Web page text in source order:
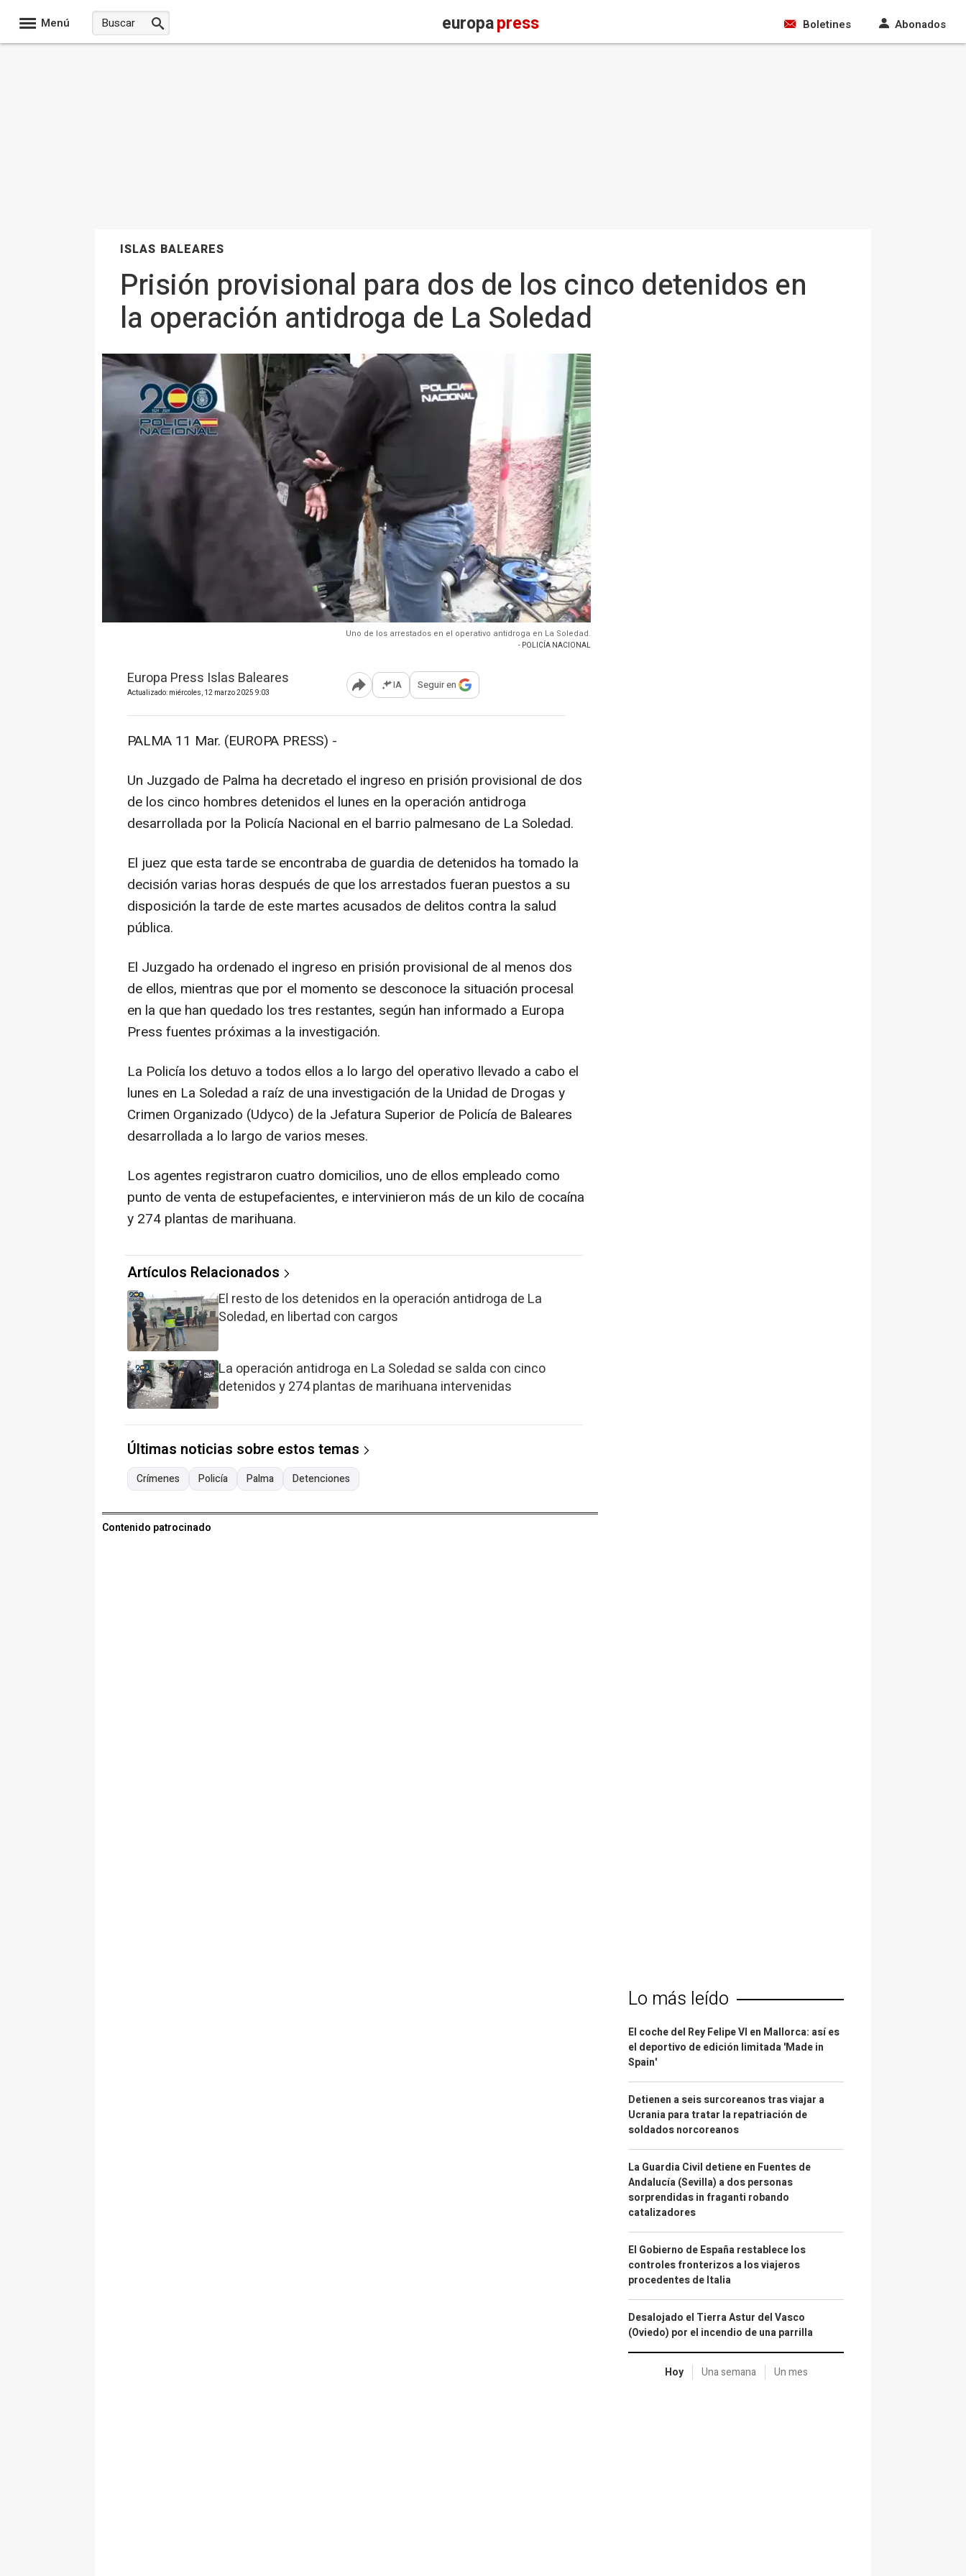
Menú europapress Boletines Abonados
ISLAS BALEARES
Prisión provisional para dos de los cinco detenidos en
la operación antidroga de La Soledad
Uno de los arrestados en el operativo antidroga en La Soledad.
- POLICÍA NACIONAL
Europa Press Islas Baleares
Actualizado: miércoles, 12 marzo 2025 9:03 Abrir opciones para compartir
IA Seguir en
PALMA 11 Mar. (EUROPA PRESS) -
Un Juzgado de Palma ha decretado el ingreso en prisión provisional de dos
de los cinco hombres detenidos el lunes en la operación antidroga
desarrollada por la Policía Nacional en el barrio palmesano de La Soledad.
El juez que esta tarde se encontraba de guardia de detenidos ha tomado la
decisión varias horas después de que los arrestados fueran puestos a su
disposición la tarde de este martes acusados de delitos contra la salud
pública.
El Juzgado ha ordenado el ingreso en prisión provisional de al menos dos
de ellos, mientras que por el momento se desconoce la situación procesal
en la que han quedado los tres restantes, según han informado a Europa
Press fuentes próximas a la investigación.
La Policía los detuvo a todos ellos a lo largo del operativo llevado a cabo el
lunes en La Soledad a raíz de una investigación de la Unidad de Drogas y
Crimen Organizado (Udyco) de la Jefatura Superior de Policía de Baleares
desarrollada a lo largo de varios meses.
Los agentes registraron cuatro domicilios, uno de ellos empleado como
punto de venta de estupefacientes, e intervinieron más de un kilo de cocaína
y 274 plantas de marihuana.
Artículos Relacionados
El resto de los detenidos en la operación antidroga de La
Soledad, en libertad con cargos
La operación antidroga en La Soledad se salda con cinco
detenidos y 274 plantas de marihuana intervenidas
Últimas noticias sobre estos temas
Crímenes Policía Palma Detenciones
Contenido patrocinado
Lo más leído
El coche del Rey Felipe VI en Mallorca: así es
el deportivo de edición limitada 'Made in
Spain'
Detienen a seis surcoreanos tras viajar a
Ucrania para tratar la repatriación de
soldados norcoreanos
La Guardia Civil detiene en Fuentes de
Andalucía (Sevilla) a dos personas
sorprendidas in fraganti robando
catalizadores
El Gobierno de España restablece los
controles fronterizos a los viajeros
procedentes de Italia
Desalojado el Tierra Astur del Vasco
(Oviedo) por el incendio de una parrilla
Hoy Una semana Un mes